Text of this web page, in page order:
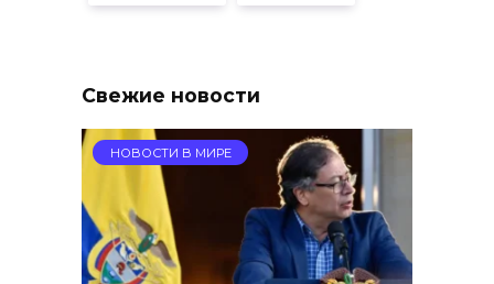
Свежие новости
НОВОСТИ В МИРЕ